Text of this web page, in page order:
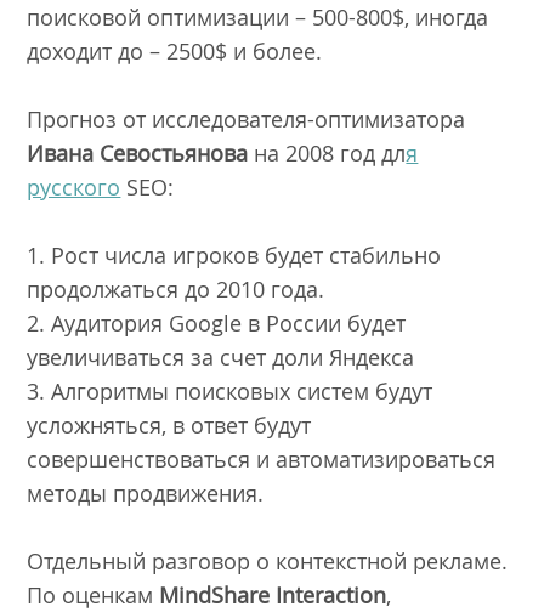
поисковой оптимизации – 500-800$, иногда
доходит до – 2500$ и более.
Прогноз от исследователя-оптимизатора
Ивана Севостьянова на 2008 год для
русского SEO:
1. Рост числа игроков будет стабильно
продолжаться до 2010 года.
2. Аудитория Google в России будет
увеличиваться за счет доли Яндекса
3. Алгоритмы поисковых систем будут
усложняться, в ответ будут
совершенствоваться и автоматизироваться
методы продвижения.
Отдельный разговор о контекстной рекламе.
По оценкам MindShare Interaction,